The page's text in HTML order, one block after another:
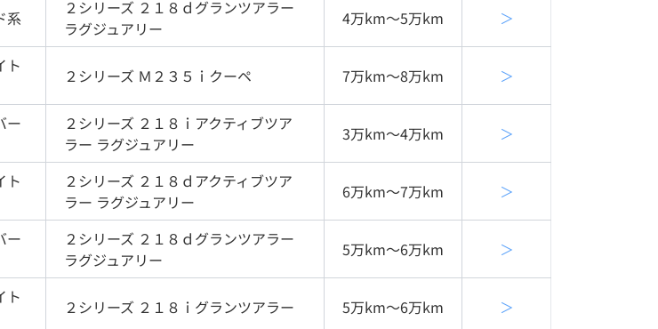
系 ２シリーズ ２１８ｄグランツアラー
ラグジュアリー
4万km〜5万km ＞
ト
２シリーズ Ｍ２３５ｉクーペ 7万km〜8万km ＞
ー
２シリーズ ２１８ｉアクティブツア
ラー ラグジュアリー
3万km〜4万km ＞
ト
２シリーズ ２１８ｄアクティブツア
ラー ラグジュアリー
6万km〜7万km ＞
ー
２シリーズ ２１８ｄグランツアラー
ラグジュアリー
5万km〜6万km ＞
ト
２シリーズ ２１８ｉグランツアラー 5万km〜6万km ＞